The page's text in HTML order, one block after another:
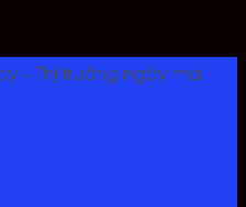
– Thị trường ngày mai